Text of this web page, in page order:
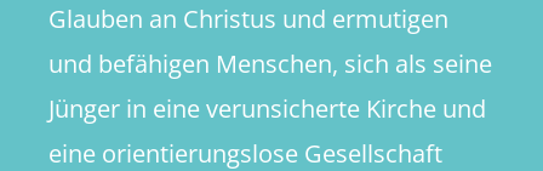
Glauben an Christus und ermutigen
und befähigen Menschen, sich als seine
Jünger in eine verunsicherte Kirche und
eine orientierungslose Gesellschaft